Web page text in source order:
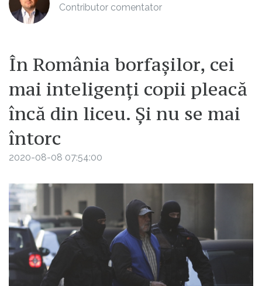
Contributor comentator
În România borfașilor, cei
mai inteligenți copii pleacă
încă din liceu. Și nu se mai
întorc
2020-08-08 07:54:00